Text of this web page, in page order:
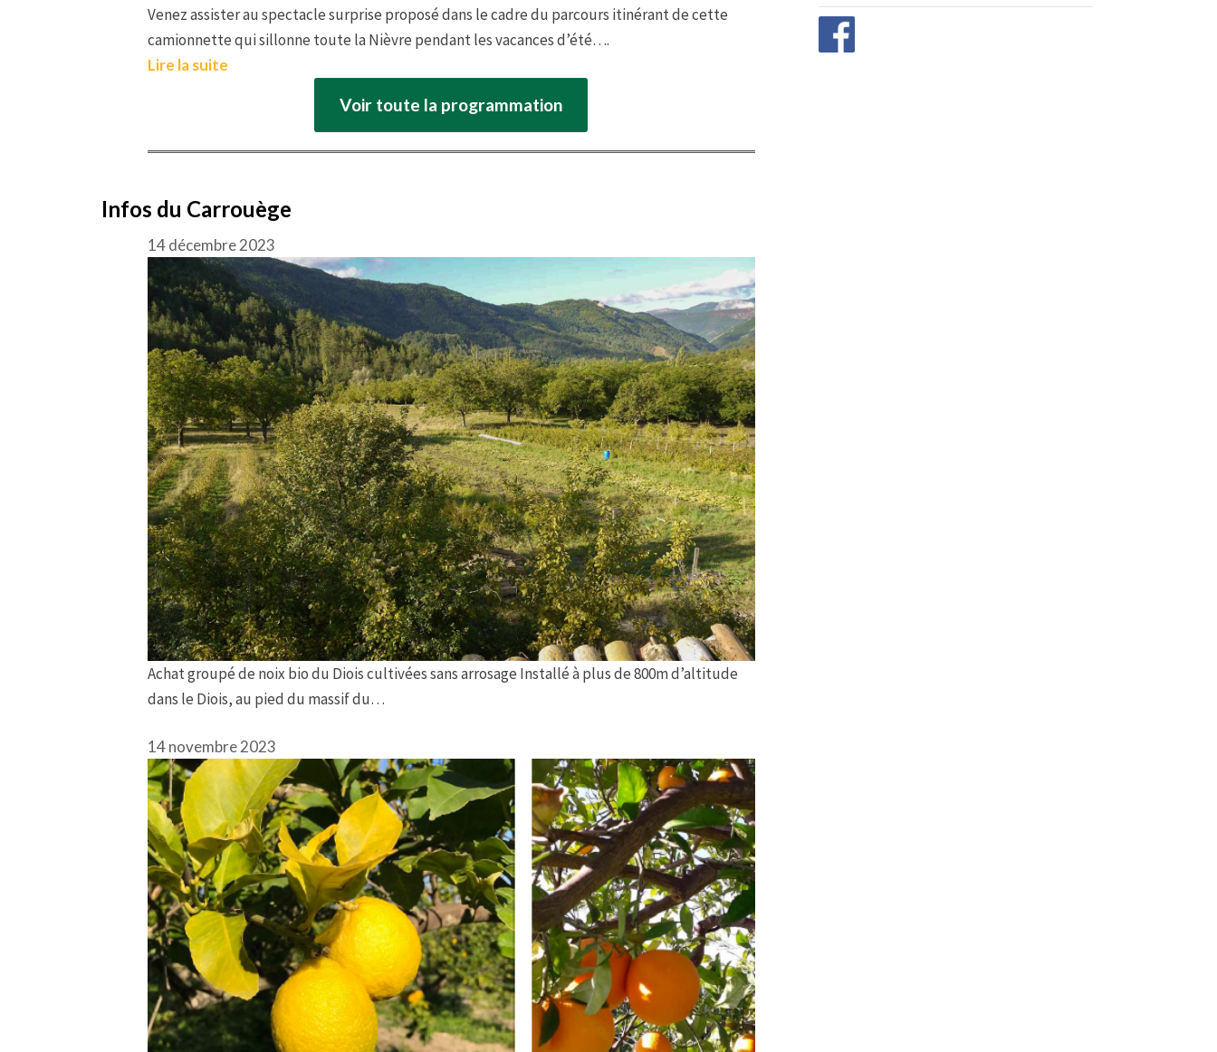
Venez assister au spectacle surprise proposé dans le cadre du parcours itinérant de cette
camionnette qui sillonne toute la Nièvre pendant les vacances d’été….
Lire la suite
Voir toute la programmation
Infos du Carrouège
14 décembre 2023
Achat groupé de noix bio du Diois cultivées sans arrosage Installé à plus de 800m d’altitude
dans le Diois, au pied du massif du…
14 novembre 2023